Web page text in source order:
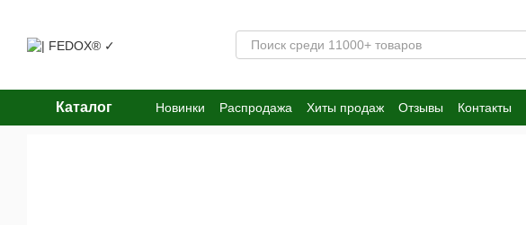
Каталог Новинки Распродажа Хиты продаж Отзывы Контакты